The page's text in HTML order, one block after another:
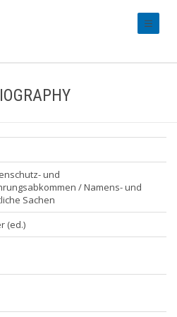
und
/ Namens- und
Sachen
(ed.)